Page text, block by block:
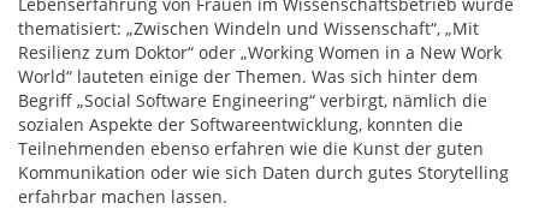
thematisiert: „Zwischen Windeln und Wissenschaft“, „Mit
Resilienz zum Doktor“ oder „Working Women in a New Work
World“ lauteten einige der Themen. Was sich hinter dem
Begriff „Social Software Engineering“ verbirgt, nämlich die
sozialen Aspekte der Softwareentwicklung, konnten die
Teilnehmenden ebenso erfahren wie die Kunst der guten
Kommunikation oder wie sich Daten durch gutes Storytelling
erfahrbar machen lassen.